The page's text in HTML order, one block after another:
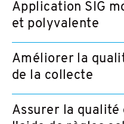
Application SIG
et polyvalente
Améliorer la
de la collecte
Assurer la qualité